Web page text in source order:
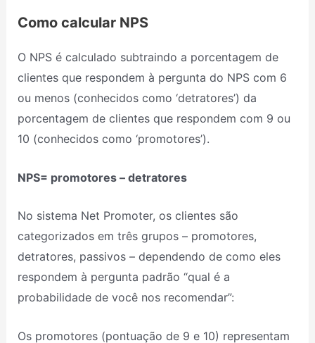
Como calcular NPS
O NPS é calculado subtraindo a porcentagem de
clientes que respondem à pergunta do NPS com 6
ou menos (conhecidos como ‘detratores’) da
porcentagem de clientes que respondem com 9 ou
10 (conhecidos como ‘promotores’).
NPS= promotores – detratores
No sistema Net Promoter, os clientes são
categorizados em três grupos – promotores,
detratores, passivos – dependendo de como eles
respondem à pergunta padrão “qual é a
probabilidade de você nos recomendar”:
Os promotores (pontuação de 9 e 10) representam